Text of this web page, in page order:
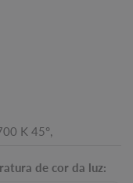
K 45°,
de cor da luz: